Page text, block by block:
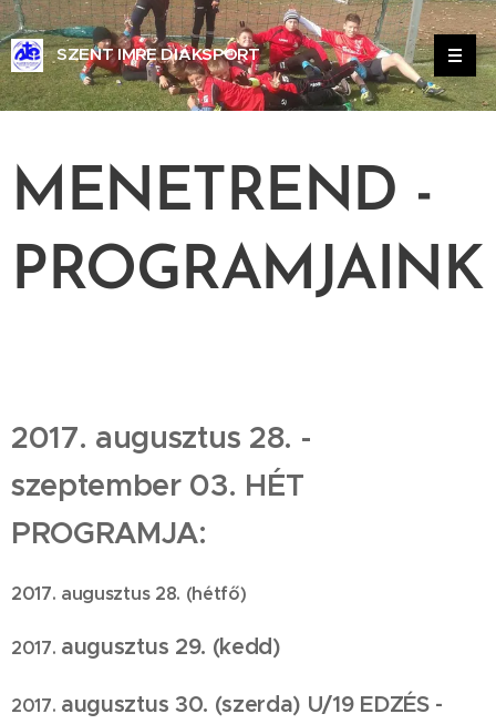
SZENT IMRE DIÁKSPORT
EGYESÜLET BALASSAGYARMAT
MENETREND -
PROGRAMJAINK
2017. augusztus 28. -
szeptember 03. HÉT
PROGRAMJA:
2017. augusztus 28. (hétfő)
2017. augusztus 29. (kedd)
2017. augusztus 30. (szerda) U/19 EDZÉS -